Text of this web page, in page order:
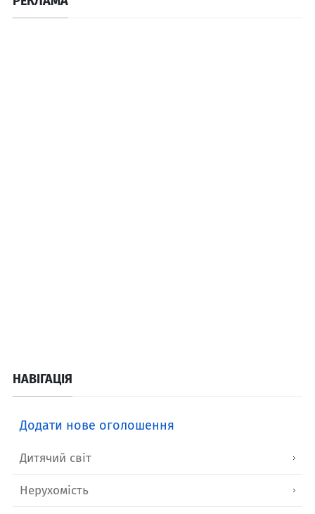
НАВІГАЦІЯ
Додати нове оголошення
Дитячий світ
Нерухомість